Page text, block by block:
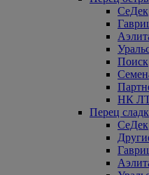
СеДек
Поиск
НК
Перец
СеДек